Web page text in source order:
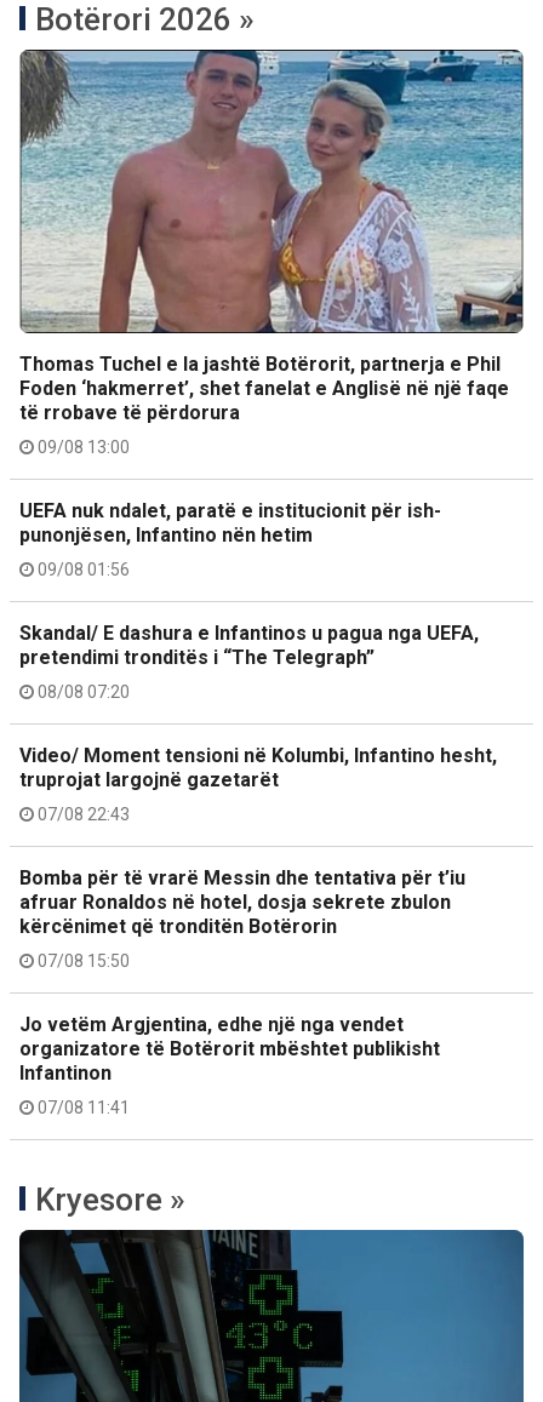
Botërori 2026 »
Thomas Tuchel e la jashtë Botërorit, partnerja e Phil
Foden ‘hakmerret’, shet fanelat e Anglisë në një faqe
të rrobave të përdorura
09/08 13:00
UEFA nuk ndalet, paratë e institucionit për ish-
punonjësen, Infantino nën hetim
09/08 01:56
Skandal/ E dashura e Infantinos u pagua nga UEFA,
pretendimi tronditës i “The Telegraph”
08/08 07:20
Video/ Moment tensioni në Kolumbi, Infantino hesht,
truprojat largojnë gazetarët
07/08 22:43
Bomba për të vrarë Messin dhe tentativa për t’iu
afruar Ronaldos në hotel, dosja sekrete zbulon
kërcënimet që tronditën Botërorin
07/08 15:50
Jo vetëm Argjentina, edhe një nga vendet
organizatore të Botërorit mbështet publikisht
Infantinon
07/08 11:41
Kryesore »